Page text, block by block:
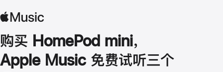
购买 HomePod mini，
Apple Music 免费试听三个